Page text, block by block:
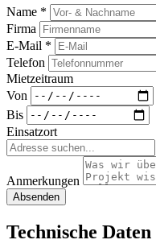
Name *
Firma
E-Mail *
Telefon
Mietzeitraum
Von
Bis
Einsatzort
Anmerkungen
Absenden
Technische Daten